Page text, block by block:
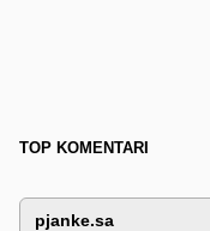
TOP KOMENTARI
pjanke.sa